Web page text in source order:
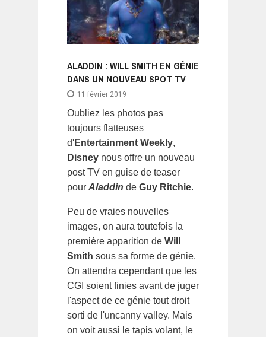
ALADDIN : WILL SMITH EN GÉNIE
DANS UN NOUVEAU SPOT TV
11 février 2019
Oubliez les photos pas
toujours flatteuses
d'Entertainment Weekly,
Disney nous offre un nouveau
post TV en guise de teaser
pour Aladdin de Guy Ritchie.
Peu de vraies nouvelles
images, on aura toutefois la
première apparition de Will
Smith sous sa forme de génie.
On attendra cependant que les
CGI soient finies avant de juger
l'aspect de ce génie tout droit
sorti de l'uncanny valley. Mais
on voit aussi le tapis volant, le